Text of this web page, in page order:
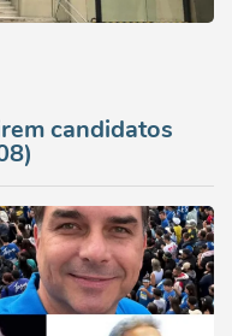
candidatos